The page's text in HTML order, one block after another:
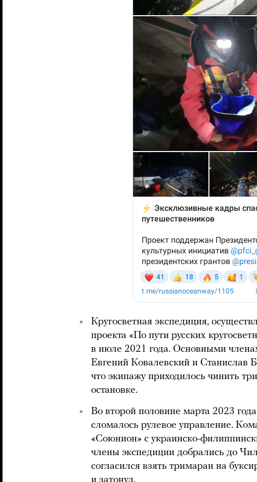
Кругосветная экспедиция,
проекта «По пути русских
в июле 2021 года. Основными
Евгений Ковалевский и Станислав
что экипажу приходилось чинить
остановке.
Во второй половине марта 2023
сломалось рулевое управление.
«Союнион» с украинско-
члены экспедиции добрались до
согласился взять тримаран на
и затонул.